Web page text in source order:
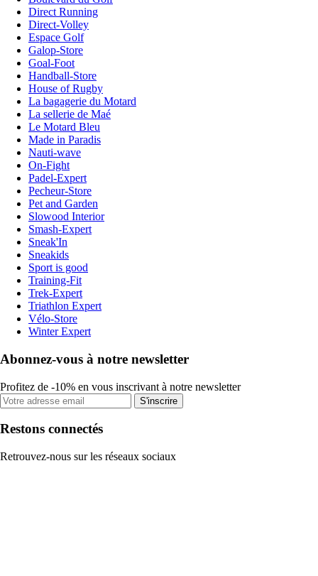
Direct Running
Direct-Volley
Espace Golf
Galop-Store
Goal-Foot
Handball-Store
House of Rugby
La bagagerie du Motard
La sellerie de Maé
Le Motard Bleu
Made in Paradis
Nauti-wave
On-Fight
Padel-Expert
Pecheur-Store
Pet and Garden
Slowood Interior
Smash-Expert
Sneak'In
Sneakids
Sport is good
Training-Fit
Trek-Expert
Triathlon Expert
Vélo-Store
Winter Expert
Abonnez-vous à notre newsletter
Profitez de -10% en vous inscrivant à notre newsletter
S'inscrire
Restons connectés
Retrouvez-nous sur les réseaux sociaux